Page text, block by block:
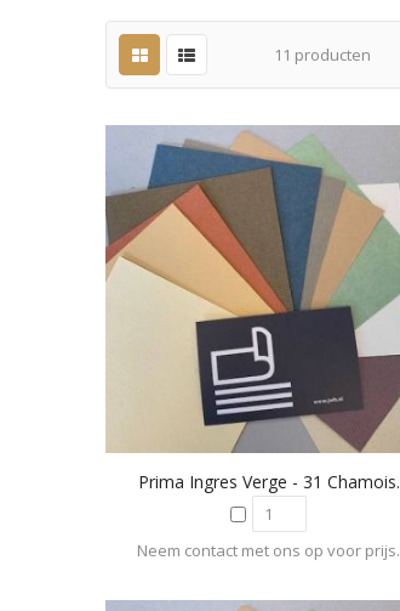
11 producten
Prima Ingres Verge - 31 Chamois.
Neem contact met ons op voor prijs.